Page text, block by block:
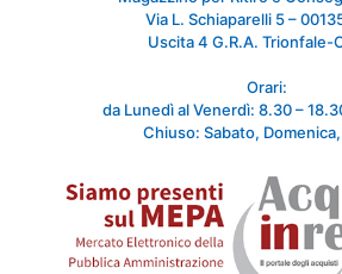
Via L. Schiaparelli 5 –
Uscita 4 G.R.A. Trionfale-
Orari:
da Lunedì al Venerdì: 8.30 –
Chiuso: Sabato,